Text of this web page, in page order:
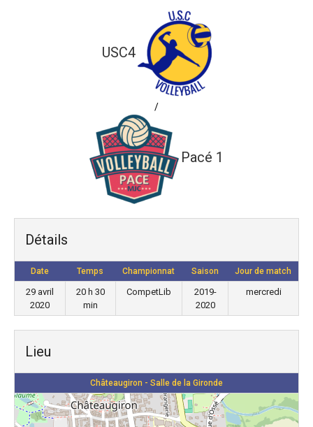
USC4
/
Pacé 1
Détails
Date Temps Championnat Saison Jour de match
29 avril
2020
20 h 30
min
CompetLib
2019-
2020
mercredi
Lieu
Châteaugiron - Salle de la Gironde